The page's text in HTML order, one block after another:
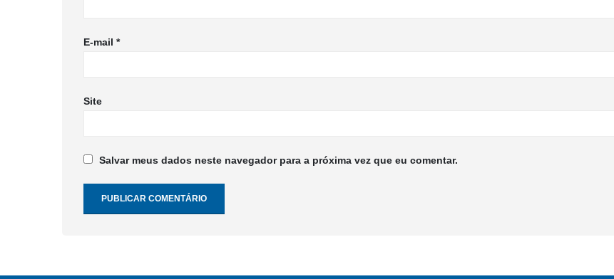
E-mail *
Site
Salvar meus dados neste navegador para a próxima vez que eu comentar.